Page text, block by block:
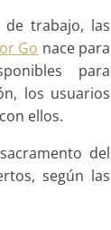
trabajo, las
Go nace para
para
los usuarios
ellos.
del
según las